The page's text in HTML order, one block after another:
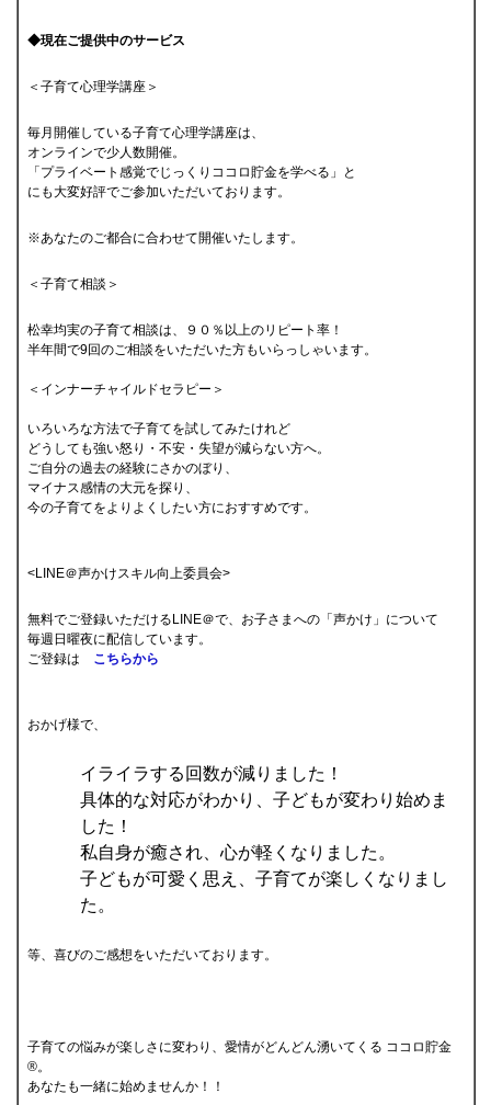
◆現在ご提供中のサービス
＜子育て心理学講座＞
毎月開催している子育て心理学講座は、
オンラインで少人数開催。
「プライベート感覚でじっくりココロ貯金を学べる」と
にも大変好評でご参加いただいております。
※あなたのご都合に合わせて開催いたします。
＜子育て相談＞
松幸均実の子育て相談は、９０％以上のリピート率！
半年間で9回のご相談をいただいた方もいらっしゃいます。
＜インナーチャイルドセラピー＞
いろいろな方法で子育てを試してみたけれど
どうしても強い怒り・不安・失望が減らない方へ。
ご自分の過去の経験にさかのぼり、
マイナス感情の大元を探り、
今の子育てをよりよくしたい方におすすめです。
<LINE＠声かけスキル向上委員会>
無料でご登録いただけるLINE＠で、お子さまへの「声かけ」について
毎週日曜夜に配信しています。
ご登録は こちらから
おかげ様で、
イライラする回数が減りました！
具体的な対応がわかり、子どもが変わり始めま
した！
私自身が癒され、心が軽くなりました。
子どもが可愛く思え、子育てが楽しくなりまし
た。
等、喜びのご感想をいただいております。
子育ての悩みが楽しさに変わり、愛情がどんどん湧いてくる ココロ貯金
®。
あなたも一緒に始めませんか！！